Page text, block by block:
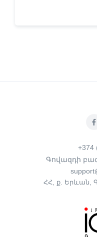
+374
Գովազդի
ՀՀ, ք. Երևան,